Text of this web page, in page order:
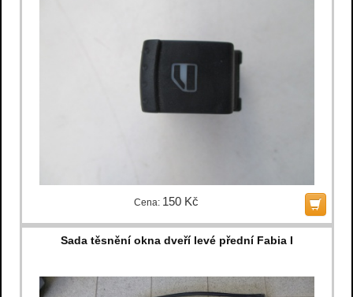
Cena: 150 Kč
Sada těsnění okna dveří levé přední Fabia I